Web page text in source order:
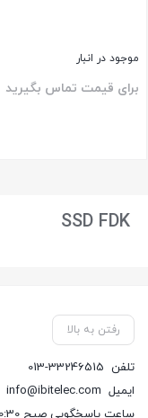
موجود در انبار
برای قیمت تماس بگیرید
SSD FDK
رفتن به بالا
تلفن 013-33246515
ایمیل info@ibitelec.com
ساعت پاسخگویی صبح 10:30 تا 14:00 - بعد از ظهر ساعت 17:00 تا 21:00